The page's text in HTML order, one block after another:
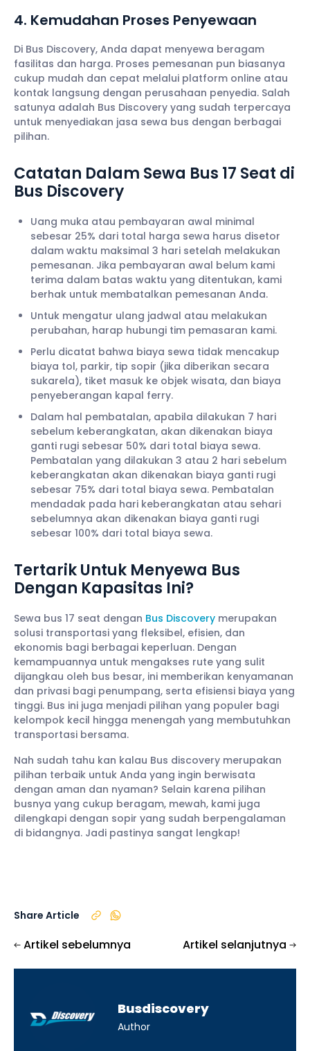
4. Kemudahan Proses Penyewaan
Di Bus Discovery, Anda dapat menyewa beragam
fasilitas dan harga. Proses pemesanan pun biasanya
cukup mudah dan cepat melalui platform online atau
kontak langsung dengan perusahaan penyedia. Salah
satunya adalah Bus Discovery yang sudah terpercaya
untuk menyediakan jasa sewa bus dengan berbagai
pilihan.
Catatan Dalam Sewa Bus 17 Seat di
Bus Discovery
Uang muka atau pembayaran awal minimal
sebesar 25% dari total harga sewa harus disetor
dalam waktu maksimal 3 hari setelah melakukan
pemesanan. Jika pembayaran awal belum kami
terima dalam batas waktu yang ditentukan, kami
berhak untuk membatalkan pemesanan Anda.
Untuk mengatur ulang jadwal atau melakukan
perubahan, harap hubungi tim pemasaran kami.
Perlu dicatat bahwa biaya sewa tidak mencakup
biaya tol, parkir, tip sopir (jika diberikan secara
sukarela), tiket masuk ke objek wisata, dan biaya
penyeberangan kapal ferry.
Dalam hal pembatalan, apabila dilakukan 7 hari
sebelum keberangkatan, akan dikenakan biaya
ganti rugi sebesar 50% dari total biaya sewa.
Pembatalan yang dilakukan 3 atau 2 hari sebelum
keberangkatan akan dikenakan biaya ganti rugi
sebesar 75% dari total biaya sewa. Pembatalan
mendadak pada hari keberangkatan atau sehari
sebelumnya akan dikenakan biaya ganti rugi
sebesar 100% dari total biaya sewa.
Tertarik Untuk Menyewa Bus
Dengan Kapasitas Ini?
Sewa bus 17 seat dengan Bus Discovery merupakan
solusi transportasi yang fleksibel, efisien, dan
ekonomis bagi berbagai keperluan. Dengan
kemampuannya untuk mengakses rute yang sulit
dijangkau oleh bus besar, ini memberikan kenyamanan
dan privasi bagi penumpang, serta efisiensi biaya yang
tinggi. Bus ini juga menjadi pilihan yang populer bagi
kelompok kecil hingga menengah yang membutuhkan
transportasi bersama.
Nah sudah tahu kan kalau Bus discovery merupakan
pilihan terbaik untuk Anda yang ingin berwisata
dengan aman dan nyaman? Selain karena pilihan
busnya yang cukup beragam, mewah, kami juga
dilengkapi dengan sopir yang sudah berpengalaman
di bidangnya. Jadi pastinya sangat lengkap!
Share Article
Artikel sebelumnya Artikel selanjutnya
Busdiscovery
Author